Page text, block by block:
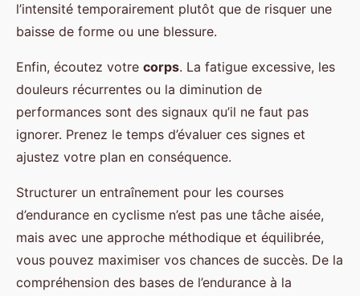
l’intensité temporairement plutôt que de risquer une
baisse de forme ou une blessure.
Enfin, écoutez votre corps. La fatigue excessive, les
douleurs récurrentes ou la diminution de
performances sont des signaux qu’il ne faut pas
ignorer. Prenez le temps d’évaluer ces signes et
ajustez votre plan en conséquence.
Structurer un entraînement pour les courses
d’endurance en cyclisme n’est pas une tâche aisée,
mais avec une approche méthodique et équilibrée,
vous pouvez maximiser vos chances de succès. De la
compréhension des bases de l’endurance à la